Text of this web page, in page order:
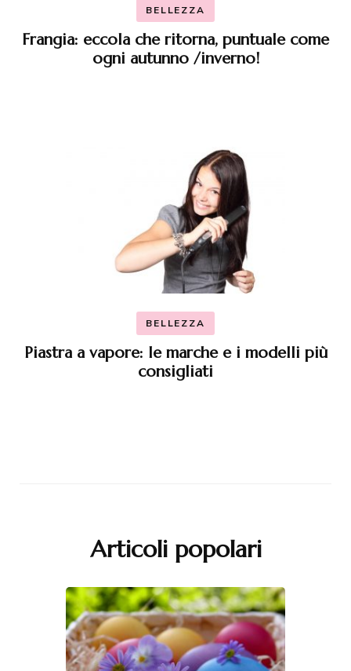
BELLEZZA
Frangia: eccola che ritorna, puntuale come
ogni autunno /inverno!
BELLEZZA
Piastra a vapore: le marche e i modelli più
consigliati
Articoli popolari